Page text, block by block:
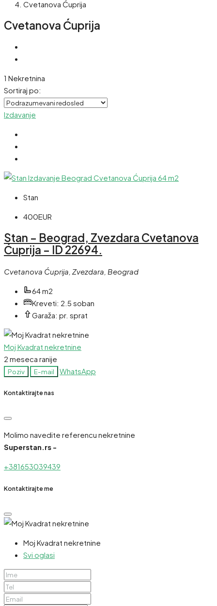
Cvetanova Ćuprija
Cvetanova Ćuprija
1 Nekretnina
Sortiraj po:
Izdavanje
Stan
400EUR
Stan – Beograd, Zvezdara Cvetanova
Ćuprija – ID 22694.
Cvetanova Ćuprija, Zvezdara, Beograd
64 m2
Kreveti: 2.5 soban
Garaža: pr. sprat
Moj Kvadrat nekretnine
2 meseca ranije
Poziv E-mail WhatsApp
Kontaktirajte nas
Molimo navedite referencu nekretnine
Superstan.rs -
+381653039439
Kontaktirajte me
Moj Kvadrat nekretnine
Svi oglasi